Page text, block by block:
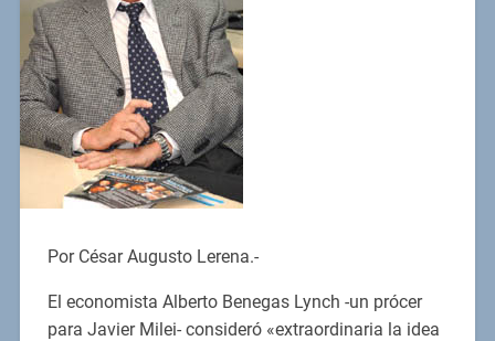
Por César Augusto Lerena.-
El economista Alberto Benegas Lynch -un prócer
para Javier Milei- consideró «extraordinaria la idea